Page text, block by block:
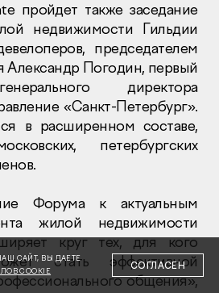
«Пионер»
пройдет также заседание
недвижимости Гильдии
председателем
Александр Погодин, первый
директора
«Санкт-Петербург».
в расширенном составе,
петербургских
Форума к актуальным
жилой недвижимости
круг тех, для кого
стать эффективной
общения»,
САЙТ, ВЫ ДАЕТЕ
COOKIE
СОГЛАСЕН